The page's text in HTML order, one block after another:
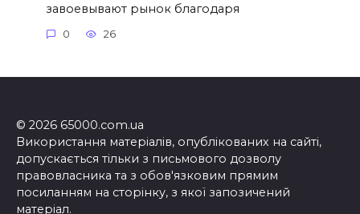
завоевывают рынок благодаря
0 26
© 2026 65000.com.ua
Використання матеріалів, опублікованих на сайті,
допускається тільки з письмового дозволу
правовласника та з обов'язковим прямим
посиланням на сторінку, з якої запозичений
матеріал.